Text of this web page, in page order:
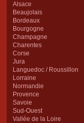
Alsace
Beaujolais
Bordeaux
Bourgogne
Champagne
Charentes
Corse
Jura
Languedoc / Roussillon
Lorraine
Normandie
Provence
Savoie
Sud-Ouest
Vallée de la Loire